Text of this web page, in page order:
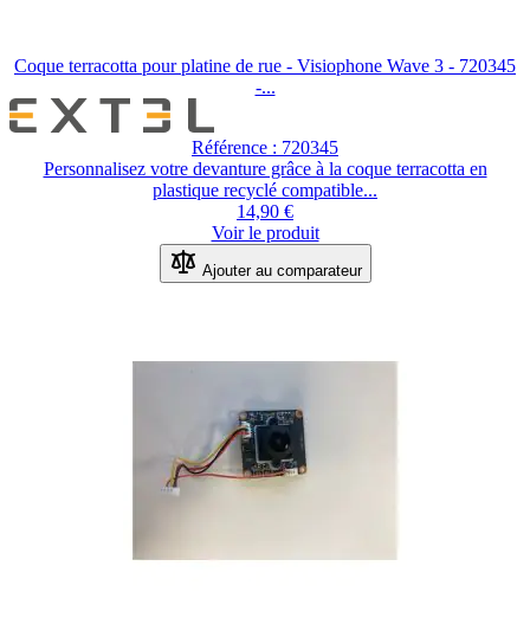
Coque terracotta pour platine de rue - Visiophone Wave 3 - 720345
-...
Référence : 720345
Personnalisez votre devanture grâce à la coque terracotta en
plastique recyclé compatible...
14,90 €
Voir le produit
Ajouter au comparateur